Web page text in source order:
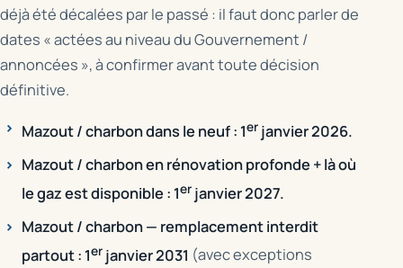
déjà été décalées par le passé : il faut donc parler de
dates « actées au niveau du Gouvernement /
annoncées », à confirmer avant toute décision
définitive.
Mazout / charbon dans le neuf : 1er janvier 2026.
Mazout / charbon en rénovation profonde + là où
le gaz est disponible : 1er janvier 2027.
Mazout / charbon — remplacement interdit
partout : 1er janvier 2031 (avec exceptions